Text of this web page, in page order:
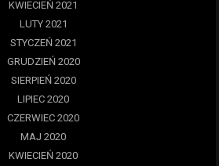
KWIECIEŃ 2021
LUTY 2021
STYCZEŃ 2021
GRUDZIEŃ 2020
SIERPIEŃ 2020
LIPIEC 2020
CZERWIEC 2020
MAJ 2020
KWIECIEŃ 2020